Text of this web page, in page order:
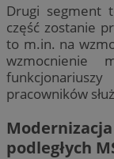
Drugi segment
część zostanie
to m.in. na
wzmocnienie
pracowników
podległych